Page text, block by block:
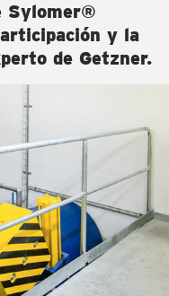
Sylomer®
y la
de Getzner.